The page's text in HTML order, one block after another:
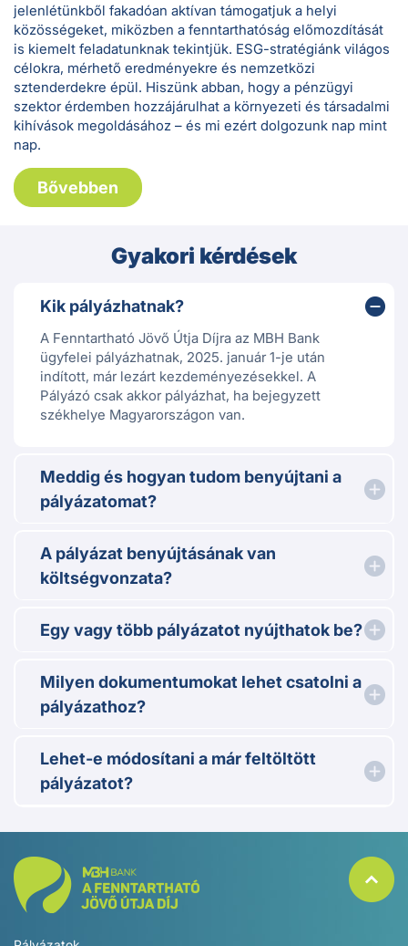
A fenntartható jövő bankja
pénzintézete, amely korszerű és felelősen kialakított
pénzügyi megoldásaival szolgálja ki lakossági és vállalati
ügyfeleit. Meghatározó piaci szerepünkből és országos
jelenlétünkből fakadóan aktívan támogatjuk a helyi
közösségeket, miközben a fenntarthatóság előmozdítását
is kiemelt feladatunknak tekintjük. ESG-stratégiánk világos
célokra, mérhető eredményekre és nemzetközi
kihívások megoldásához – és mi ezért dolgozunk nap mint
A Fenntartható Jövő Útja Díjra az MBH Bank
ügyfelei pályázhatnak, 2025. január 1-je után
indított, már lezárt kezdeményezésekkel. A
székhelye Magyarországon van.
A pályázat benyújtásának van